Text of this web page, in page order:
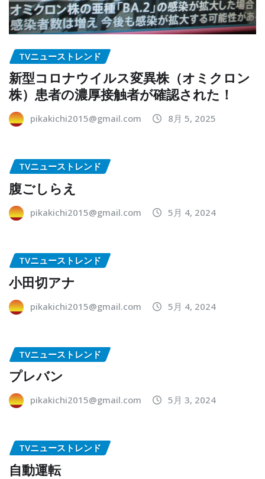
TVニューストレンド
新型コロナウイルス変異株（オミクロン
株）患者の濃厚接触者が確認された！
pikakichi2015@gmail.com 8月 5, 2025
TVニューストレンド
腹ごしらえ
pikakichi2015@gmail.com 5月 4, 2024
TVニューストレンド
小田切アナ
pikakichi2015@gmail.com 5月 4, 2024
TVニューストレンド
プレバン
pikakichi2015@gmail.com 5月 3, 2024
TVニューストレンド
自動運転